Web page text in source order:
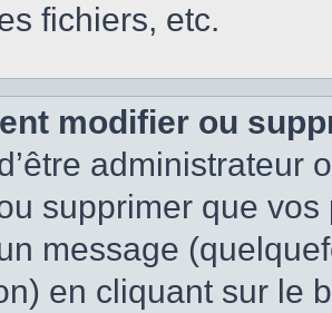
fichiers, etc.
modifier ou
administrateur
supprimer que
message
en cliquant sur le